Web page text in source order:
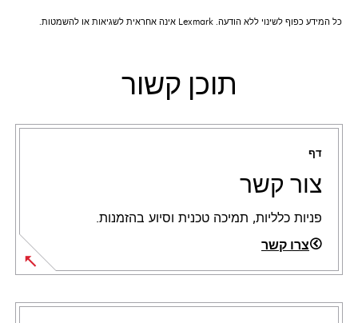
כל המידע כפוף לשינוי ללא הודעה. Lexmark אינה אחראית לשגיאות או להשמטות.
תוכן קשור
דף
צור קשר
פניות כלליות, תמיכה טכנית וסיוע בהזמנות.
צרו קשר